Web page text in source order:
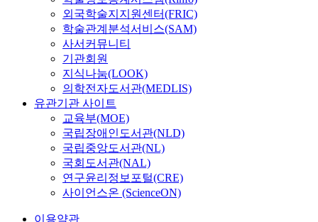
외국학술지지원센터(FRIC)
학술관계분석서비스(SAM)
사서커뮤니티
기관회원
지식나눔(LOOK)
의학전자도서관(MEDLIS)
유관기관 사이트
교육부(MOE)
국립장애인도서관(NLD)
국립중앙도서관(NL)
국회도서관(NAL)
연구윤리정보포털(CRE)
사이언스온 (ScienceON)
이용약관